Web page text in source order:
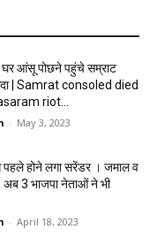
घर आंसू पोछने पहुंचे सम्राट
| Samrat consoled died
riot...
- May 3, 2023
पहले होने लगा सरेंडर । जमाल व
अब 3 भाजपा नेताओं ने भी
- April 18, 2023